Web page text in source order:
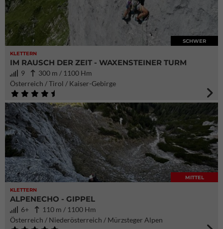
KLETTERN
SCHWER
IM RAUSCH DER ZEIT - WAXENSTEINER TURM
9
300 m / 1100 Hm
Österreich / Tirol / Kaiser-Gebirge
KLETTERN
MITTEL
ALPENECHO - GIPPEL
6+
110 m / 1100 Hm
Österreich / Niederösterreich / Mürzsteger Alpen